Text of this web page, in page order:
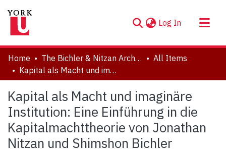
Log In (current)
About
Communities & Collections
Statistics
Home The Bichler & Nitzan Archives
All Items
Kapital als Macht und imaginäre Institution: Eine Einführung in die Kapitalmachttheorie von Jonathan Nitzan und Shimshon Bichler
Kapital als Macht und imaginäre
Institution: Eine Einführung in die
Kapitalmachttheorie von Jonathan
Nitzan und Shimshon Bichler